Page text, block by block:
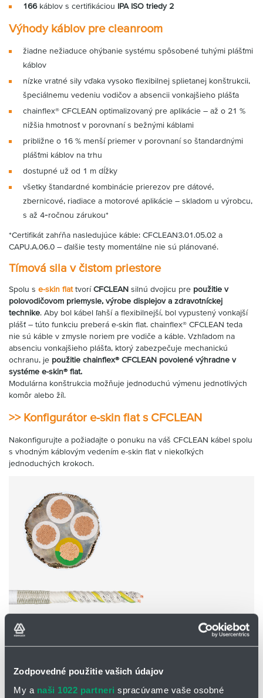
Zodpovedné použitie vašich údajov
My a naši 1022 partneri spracúvame vaše osobné
166káblov s certifikáciou IPA ISO triedy 2
Výhody káblov pre cleanroom
žiadne nežiaduce ohýbanie systému spôsobené tuhými plášťmi
káblov
nízke vratné sily vďaka vysoko flexibilnej splietanej konštrukcii,
špeciálnemu vedeniu vodičov a absencii vonkajšieho plášťa
chainflex® CFCLEAN optimalizovaný pre aplikácie – až o 21 %
nižšia hmotnosť v porovnaní s bežnými káblami
približne o 16 % menší priemer v porovnaní so štandardnými
plášťmi káblov na trhu
dostupné už od 1 m dĺžky
všetky štandardné kombinácie prierezov pre dátové,
zbernicové, riadiace a motorové aplikácie – skladom u výrobcu,
s až 4‑ročnou zárukou*
*Certifikát zahŕňa nasledujúce káble: CFCLEAN3.01.05.02 a
CAPU.A.06.0 – ďalšie testy momentálne nie sú plánované.
Tímová sila v čistom priestore
Spolu s e-skin flattvoríCFCLEAN silnú dvojicu pre použitie v
polovodičovom priemysle, výrobe displejov a zdravotníckej
technike. Aby bol kábel ľahší a flexibilnejší, bol vypustený vonkajší
plášť – túto funkciu preberá e-skin flat. chainflex® CFCLEAN teda
nie sú káble v zmysle noriem pre vodiče a káble. Vzhľadom na
absenciu vonkajšieho plášťa, ktorý zabezpečuje mechanickú
ochranu, je použitie chainflex® CFCLEAN povolené výhradne v
systéme e-skin® flat.
Modulárna konštrukcia možňuje jednoduchú výmenu jednotlivých
komôr alebo žíl.
>> Konfigurátor e-skin flat s CFCLEAN
Nakonfigurujte a požiadajte o ponuku na váš CFCLEAN kábel spolu
s vhodným káblovým vedením e-skin flat v niekoľkých
jednoduchých krokoch.
Ovládací kábel CFCLEAN1
Polomer ohybu: 70 xd